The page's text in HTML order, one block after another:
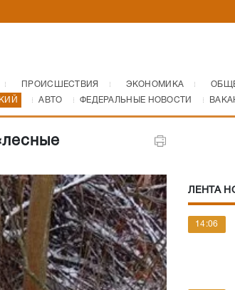
ПРОИСШЕСТВИЯ ЭКОНОМИКА
АВТО ФЕДЕРАЛЬНЫЕ НОВОСТИ
ЛЕНТА
14:06